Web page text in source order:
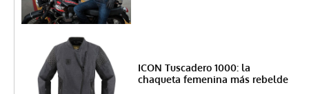
ICON Tuscadero 1000: la
chaqueta femenina más rebelde